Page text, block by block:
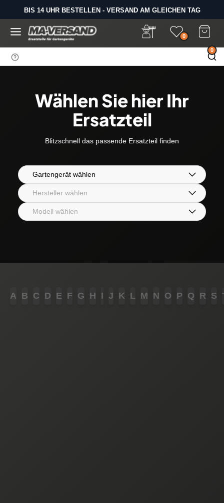
k
z
BIS 14 UHR BESTELLEN - VERSAND AM GLEICHEN TAG
0
0
Wählen Sie hier Ihr
Ersatzteil
Blitzschnell das passende Ersatzteil finden
Gartengerät wählen
Hersteller wählen
Modell wählen
A B C D E F G H I J K L M N O P Q R S